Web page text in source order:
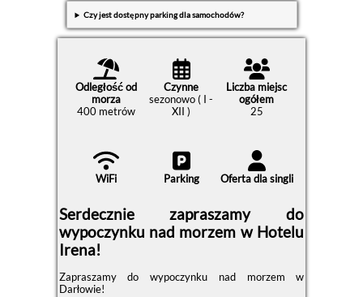
Czy jest dostępny parking dla samochodów?
Odległość od
morza
400 metrów
Czynne
sezonowo ( I -
XII )
Liczba miejsc
ogółem
25
WiFi Parking Oferta dla singli
Serdecznie zapraszamy do
wypoczynku nad morzem w Hotelu
Irena!
Zapraszamy do wypoczynku nad morzem w
Darłowie!